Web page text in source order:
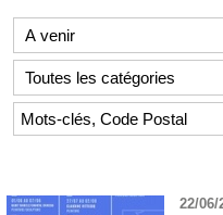
22/06/